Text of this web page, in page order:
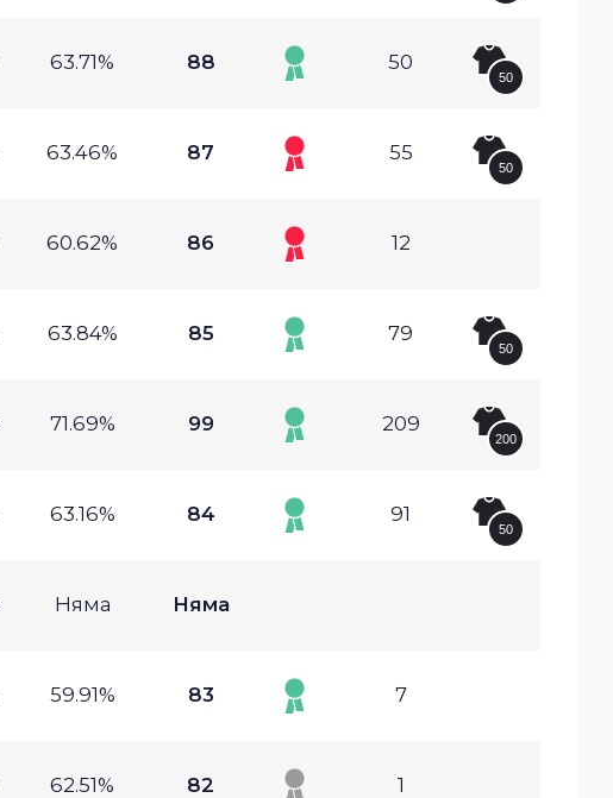
63.71% 88 50
50
63.46% 87 55
50
60.62% 86 12
63.84% 85 79
50
71.69% 99 209
200
63.16% 84 91
50
Няма Няма
59.91% 83 7
62.51% 82 1